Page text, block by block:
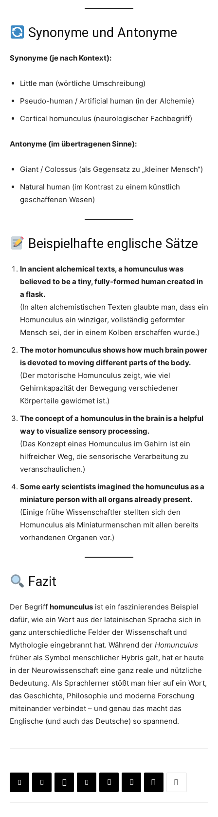
Synonyme und Antonyme
Synonyme (je nach Kontext):
Little man (wörtliche Umschreibung)
Pseudo-human / Artificial human (in der Alchemie)
Cortical homunculus (neurologischer Fachbegriff)
Antonyme (im übertragenen Sinne):
Giant / Colossus (als Gegensatz zu „kleiner Mensch“)
Natural human (im Kontrast zu einem künstlich
geschaffenen Wesen)
Beispielhafte englische Sätze
In ancient alchemical texts, a homunculus was
believed to be a tiny, fully-formed human created in
a flask.
(In alten alchemistischen Texten glaubte man, dass ein
Homunculus ein winziger, vollständig geformter
Mensch sei, der in einem Kolben erschaffen wurde.)
The motor homunculus shows how much brain power
is devoted to moving different parts of the body.
(Der motorische Homunculus zeigt, wie viel
Gehirnkapazität der Bewegung verschiedener
Körperteile gewidmet ist.)
The concept of a homunculus in the brain is a helpful
way to visualize sensory processing.
(Das Konzept eines Homunculus im Gehirn ist ein
hilfreicher Weg, die sensorische Verarbeitung zu
veranschaulichen.)
Some early scientists imagined the homunculus as a
miniature person with all organs already present.
(Einige frühe Wissenschaftler stellten sich den
Homunculus als Miniaturmenschen mit allen bereits
vorhandenen Organen vor.)
Fazit
Der Begriff homunculus ist ein faszinierendes Beispiel
dafür, wie ein Wort aus der lateinischen Sprache sich in
ganz unterschiedliche Felder der Wissenschaft und
Mythologie eingebrannt hat. Während der Homunculus
früher als Symbol menschlicher Hybris galt, hat er heute
in der Neurowissenschaft eine ganz reale und nützliche
Bedeutung. Als Sprachlerner stößt man hier auf ein Wort,
das Geschichte, Philosophie und moderne Forschung
miteinander verbindet – und genau das macht das
Englische (und auch das Deutsche) so spannend.